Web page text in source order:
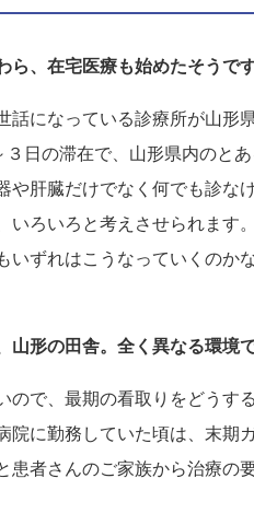
、在宅医療も始めたそうです
話になっている診療所が山形
日の滞在で、山形県内のと
や肝臓だけでなく何でも診な
いろいろと考えさせられます
いずれはこうなっていくのか
形の田舎。全く異なる環境
ので、最期の看取りをどうす
院に勤務していた頃は、末期
患者さんのご家族から治療の